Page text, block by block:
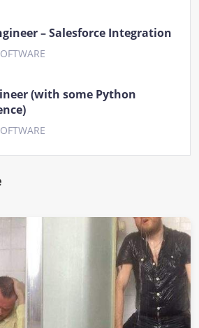
– Salesforce Integration
(with some Python